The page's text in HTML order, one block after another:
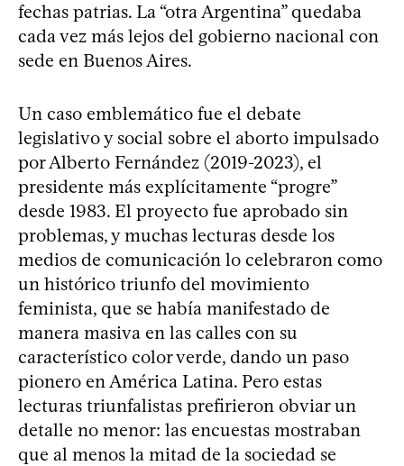
fechas patrias. La “otra Argentina” quedaba
cada vez más lejos del gobierno nacional con
sede en Buenos Aires.
Un caso emblemático fue el debate
legislativo y social sobre el aborto impulsado
por Alberto Fernández (2019-2023), el
presidente más explícitamente “progre”
desde 1983. El proyecto fue aprobado sin
problemas, y muchas lecturas desde los
medios de comunicación lo celebraron como
un histórico triunfo del movimiento
feminista, que se había manifestado de
manera masiva en las calles con su
característico color verde, dando un paso
pionero en América Latina. Pero estas
lecturas triunfalistas prefirieron obviar un
detalle no menor: las encuestas mostraban
que al menos la mitad de la sociedad se